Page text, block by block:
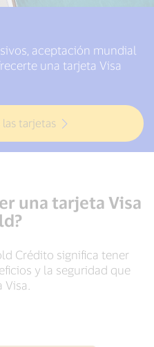
aceptación mundial
una tarjeta Visa
tarjetas
una tarjeta Visa
Crédito significa tener
y la seguridad que